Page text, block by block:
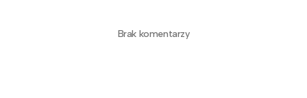
Brak komentarzy